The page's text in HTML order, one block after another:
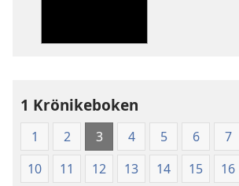
1 Krönikeboken
1 2 3 4 5 6 7
10
11 12 13 14 15 16